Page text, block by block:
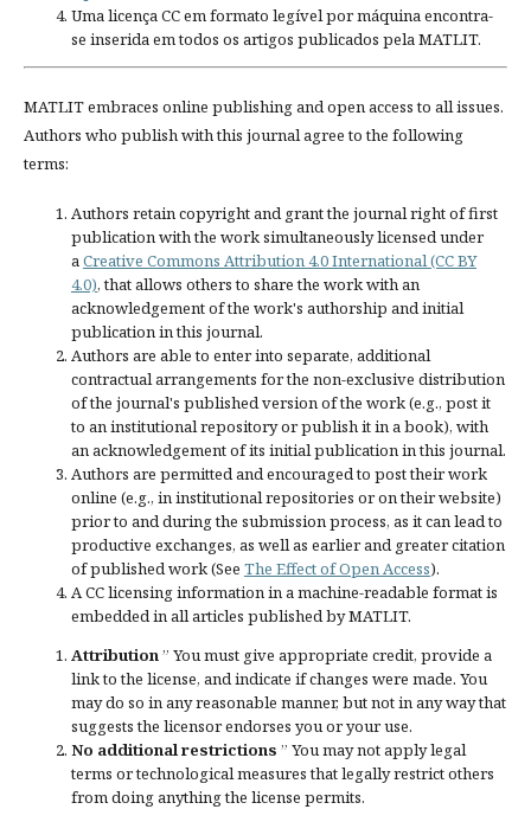
Uma licença CC em formato legível por máquina encontra-
se inserida em todos os artigos publicados pela MATLIT.
MATLIT embraces online publishing and open access to all issues.
Authors who publish with this journal agree to the following
terms:
Authors retain copyright and grant the journal right of first
publication with the work simultaneously licensed under
aCreative Commons Attribution 4.0 International (CC BY
4.0), that allows others to share the work with an
acknowledgement of the work's authorship and initial
publication in this journal.
Authors are able to enter into separate, additional
contractual arrangements for the non-exclusive distribution
of the journal's published version of the work (e.g., post it
to an institutional repository or publish it in a book), with
an acknowledgement of its initial publication in this journal.
Authors are permitted and encouraged to post their work
online (e.g., in institutional repositories or on their website)
prior to and during the submission process, as it can lead to
productive exchanges, as well as earlier and greater citation
of published work (See The Effect of Open Access).
A CC licensing information in a machine-readable format is
embedded in all articles published by MATLIT.
Attribution” You must give appropriate credit, provide a
link to the license, andindicate if changes were made. You
may do so in any reasonable manner, but not in any way that
suggests the licensor endorses you or your use.
No additional restrictions ” You may not apply legal
terms ortechnological measuresthat legally restrict others
from doing anything the license permits.